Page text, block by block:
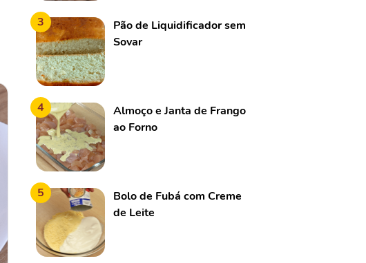
3
Pão de Liquidificador sem
Sovar
4
Almoço e Janta de Frango
ao Forno
5
Bolo de Fubá com Creme
de Leite